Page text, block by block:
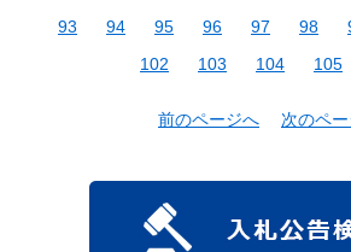
93
94 95 96 97 98
102
103 104 105
前のページへ 次のペ